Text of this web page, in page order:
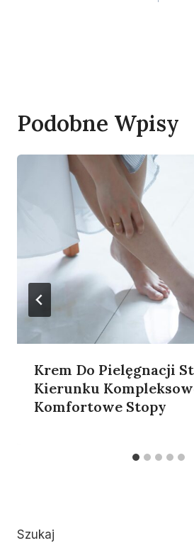
Podobne Wpisy
Krem Do Pielęgnacji
Kierunku
Komfortowe Stopy
Szukaj